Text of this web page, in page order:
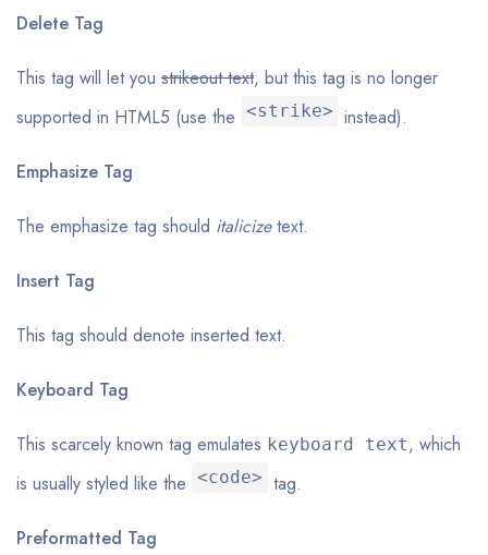
Delete Tag
This tag will let you strikeout text, but this tag is no longer
supported in HTML5 (use the <strike> instead).
Emphasize Tag
The emphasize tag should italicizetext.
Insert Tag
This tag should denote inserted text.
Keyboard Tag
This scarcely known tag emulates keyboard text, which
is usually styled like the <code> tag.
Preformatted Tag